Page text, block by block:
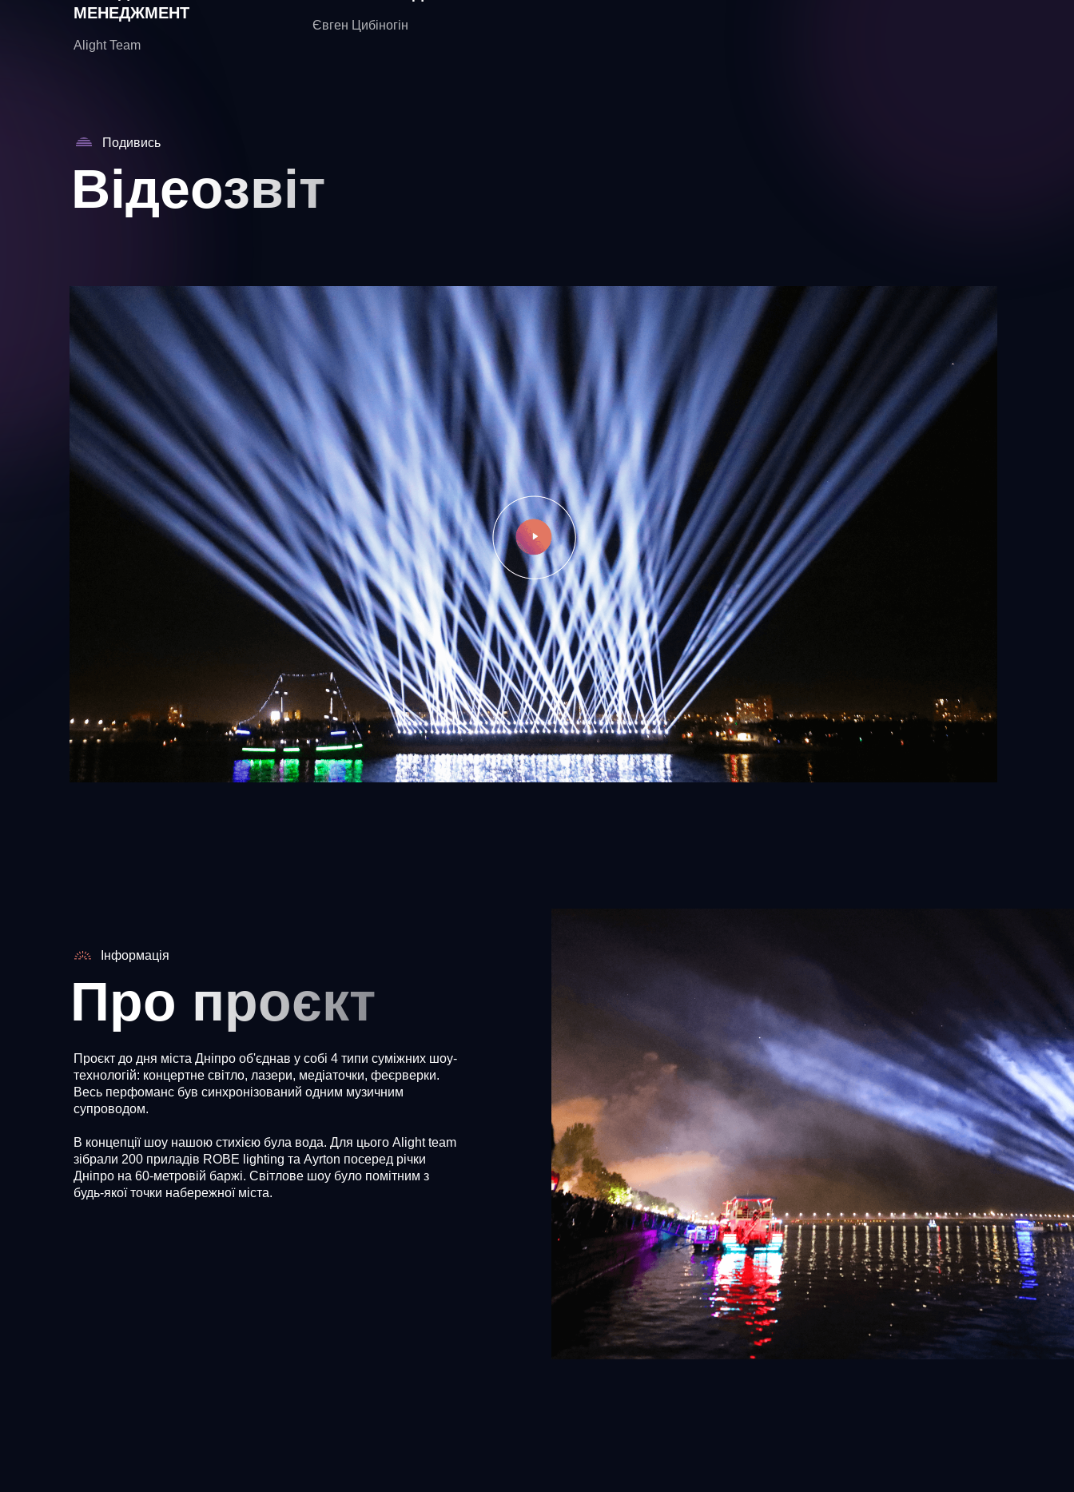
МЕНЕДЖМЕНТ
Alight Team
Євген Цибіногін
Подивись
Відеозвіт
Інформація
Про проєкт
Проєкт до дня міста Дніпро об'єднав у собі 4 типи суміжних шоу-
технологій: концертне світло, лазери, медіаточки, феєрверки.
Весь перфоманс був синхронізований одним музичним
супроводом.
В концепції шоу нашою стихією була вода. Для цього Alight team
зібрали 200 приладів ROBE lighting та Ayrton посеред річки
Дніпро на 60-метровій баржі. Світлове шоу було помітним з
будь-якої точки набережної міста.